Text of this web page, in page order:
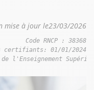
mise à jour le23/03/2026
Code RNCP : 38368
certifiants: 01/01/2024
l'Enseignement